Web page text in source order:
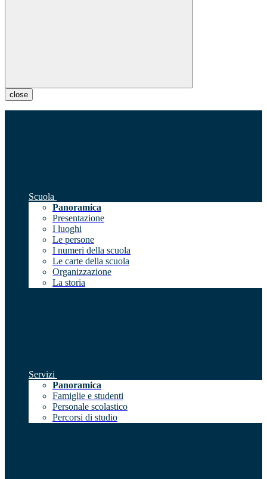
close
Scuola
Panoramica
Presentazione
I luoghi
Le persone
I numeri della scuola
Le carte della scuola
Organizzazione
La storia
Servizi
Panoramica
Famiglie e studenti
Personale scolastico
Percorsi di studio